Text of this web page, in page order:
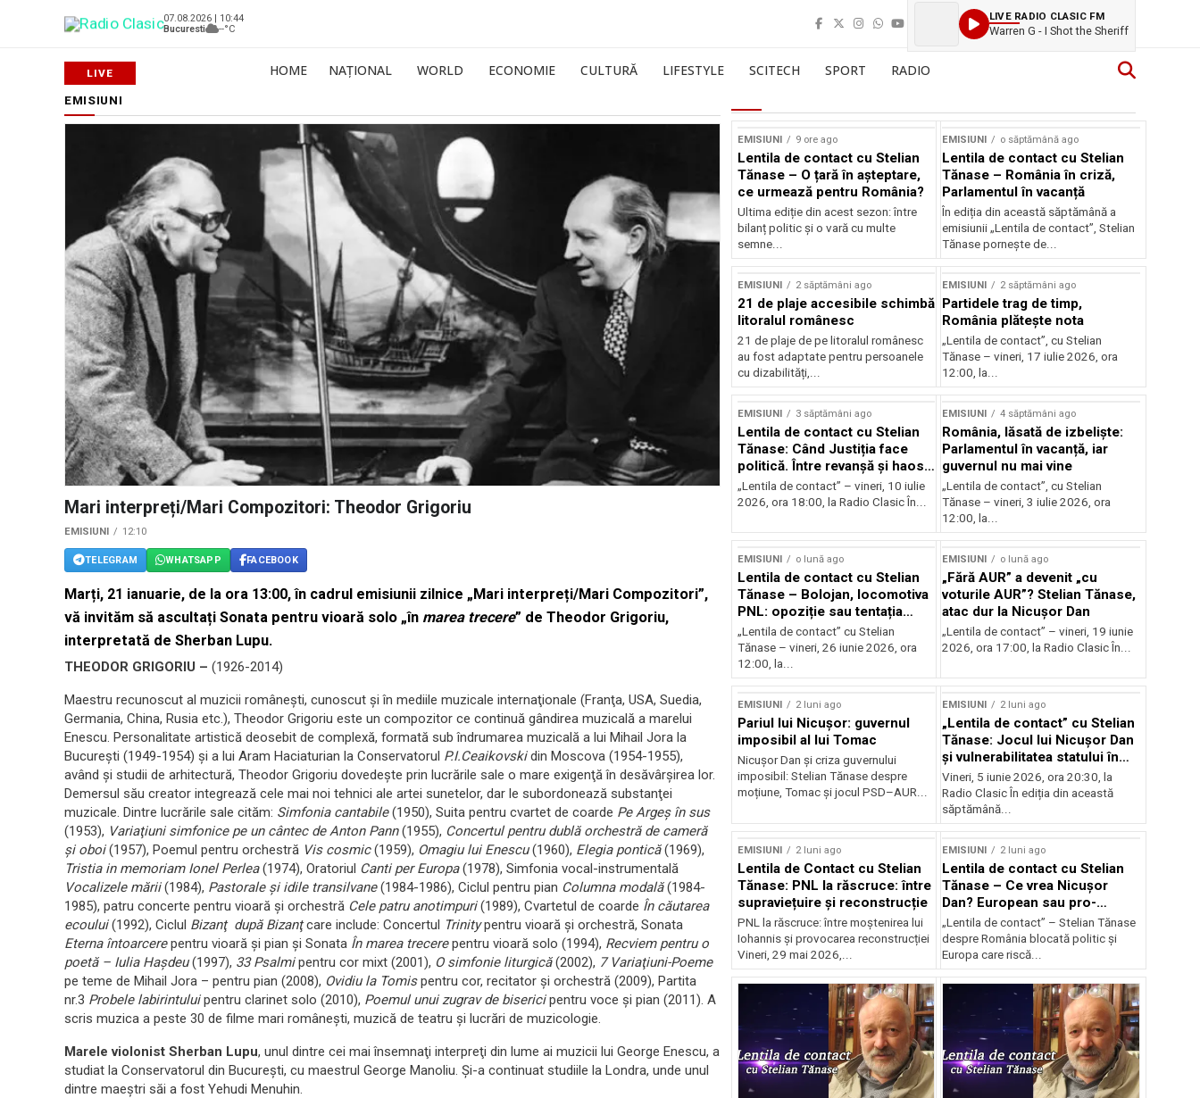
07.08.2026 | 10:44
Bucuresti
--°C
LIVE RADIO CLASIC FM
Warren G - I Shot the Sheriff
HOME NAȚIONAL WORLD ECONOMIE CULTURĂ LIFESTYLE SCITECH SPORT RADIO
EMISIUNI
Mari interpreți/Mari Compozitori: Theodor Grigoriu
EMISIUNI 12:10
TELEGRAM WHATSAPP FACEBOOK
Marți, 21 ianuarie, de la ora 13:00, în cadrul emisiunii zilnice „Mari interpreți/Mari Compozitori”,
vă invităm să ascultați Sonata pentru vioară solo „în marea trecere” de Theodor Grigoriu,
interpretată de Sherban Lupu.
THEODOR GRIGORIU – (1926-2014)
Maestru recunoscut al muzicii româneşti, cunoscut şi în mediile muzicale internaţionale (Franţa, USA, Suedia,
Germania, China, Rusia etc.), Theodor Grigoriu este un compozitor ce continuă gândirea muzicală a marelui
Enescu. Personalitate artistică deosebit de complexă, formată sub îndrumarea muzicală a lui Mihail Jora la
Bucureşti (1949-1954) şi a lui Aram Haciaturian la Conservatorul P.I.Ceaikovskidin Moscova (1954-1955),
având şi studii de arhitectură, Theodor Grigoriu dovedeşte prin lucrările sale o mare exigenţă în desăvârşirea lor.
Demersul său creator integrează cele mai noi tehnici ale artei sunetelor, dar le subordonează substanţei
muzicale. Dintre lucrările sale cităm: Simfonia cantabile(1950), Suita pentru cvartet de coarde Pe Argeş în sus
(1953), Variaţiuni simfonice pe un cântec de Anton Pann(1955), Concertul pentru dublă orchestră de cameră
şi oboi(1957), Poemul pentru orchestră Vis cosmic(1959), Omagiu lui Enescu(1960), Elegia pontică(1969),
Tristia in memoriam Ionel Perlea(1974), Oratoriul Canti per Europa(1978), Simfonia vocal-instrumentală
Vocalizele mării(1984), Pastorale şi idile transilvane(1984-1986), Ciclul pentru pian Columna modală(1984-
1985), patru concerte pentru vioară şi orchestră Cele patru anotimpuri(1989), Cvartetul de coarde În căutarea
ecoului(1992), Ciclul Bizanţ după Bizanţcare include: Concertul Trinitypentru vioară şi orchestră, Sonata
Eterna întoarcerepentru vioară şi pian şi Sonata În marea trecerepentru vioară solo (1994), Recviem pentru o
poetă – Iulia Haşdeu(1997), 33 Psalmipentru cor mixt (2001), O simfonie liturgică(2002), 7 Variaţiuni-Poeme
pe teme de Mihail Jora – pentru pian (2008), Ovidiu la Tomispentru cor, recitator şi orchestră (2009), Partita
nr.3 Probele labirintuluipentru clarinet solo (2010), Poemul unui zugrav de bisericipentru voce şi pian (2011). A
scris muzica a peste 30 de filme mari româneşti, muzică de teatru şi lucrări de muzicologie.
Marele violonist Sherban Lupu, unul dintre cei mai însemnaţi interpreţi din lume ai muzicii lui George Enescu, a
studiat la Conservatorul din Bucureşti, cu maestrul George Manoliu. Şi-a continuat studiile la Londra, unde unul
dintre maeştri săi a fost Yehudi Menuhin.
EMISIUNI 9 ore ago
Lentila de contact cu Stelian
Tănase – O țară în așteptare,
ce urmează pentru România?
Ultima ediție din acest sezon: între
bilanț politic și o vară cu multe
semne...
EMISIUNI o săptămână ago
Lentila de contact cu Stelian
Tănase – România în criză,
Parlamentul în vacanță
În ediția din această săptămână a
emisiunii „Lentila de contact”, Stelian
Tănase pornește de...
EMISIUNI 2 săptămâni ago
21 de plaje accesibile schimbă
litoralul românesc
21 de plaje de pe litoralul românesc
au fost adaptate pentru persoanele
cu dizabilități,...
EMISIUNI 2 săptămâni ago
Partidele trag de timp,
România plătește nota
„Lentila de contact”, cu Stelian
Tănase – vineri, 17 iulie 2026, ora
12:00, la...
EMISIUNI 3 săptămâni ago
Lentila de contact cu Stelian
Tănase: Când Justiția face
politică. Între revanșă și haos
instituțional
„Lentila de contact” – vineri, 10 iulie
2026, ora 18:00, la Radio Clasic În...
EMISIUNI 4 săptămâni ago
România, lăsată de izbeliște:
Parlamentul în vacanță, iar
guvernul nu mai vine
„Lentila de contact”, cu Stelian
Tănase – vineri, 3 iulie 2026, ora
12:00, la...
EMISIUNI o lună ago
Lentila de contact cu Stelian
Tănase – Bolojan, locomotiva
PNL: opoziție sau tentația
puterii?
„Lentila de contact” cu Stelian
Tănase – vineri, 26 iunie 2026, ora
12:00, la...
EMISIUNI o lună ago
„Fără AUR” a devenit „cu
voturile AUR”? Stelian Tănase,
atac dur la Nicușor Dan
„Lentila de contact” – vineri, 19 iunie
2026, ora 17:00, la Radio Clasic În...
EMISIUNI 2 luni ago
Pariul lui Nicușor: guvernul
imposibil al lui Tomac
Nicușor Dan și criza guvernului
imposibil: Stelian Tănase despre
moțiune, Tomac și jocul PSD–AUR...
EMISIUNI 2 luni ago
„Lentila de contact” cu Stelian
Tănase: Jocul lui Nicușor Dan
și vulnerabilitatea statului în
fața crizelor
Vineri, 5 iunie 2026, ora 20:30, la
Radio Clasic În ediția din această
săptămână...
EMISIUNI 2 luni ago
Lentila de Contact cu Stelian
Tănase: PNL la răscruce: între
supraviețuire și reconstrucție
PNL la răscruce: între moștenirea lui
Iohannis și provocarea reconstrucției
Vineri, 29 mai 2026,...
EMISIUNI 2 luni ago
Lentila de contact cu Stelian
Tănase – Ce vrea Nicușor
Dan? European sau pro-
occidental?
„Lentila de contact” – Stelian Tănase
despre România blocată politic și
Europa care riscă...